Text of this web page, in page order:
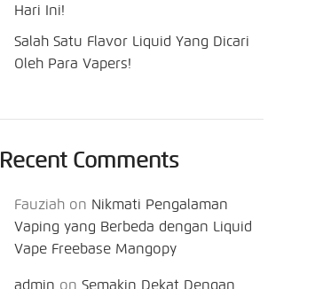
Hari Ini!
Salah Satu Flavor Liquid Yang Dicari
Oleh Para Vapers!
Recent Comments
Fauziah on Nikmati Pengalaman
Vaping yang Berbeda dengan Liquid
Vape Freebase Mangopy
admin on Semakin Dekat Dengan